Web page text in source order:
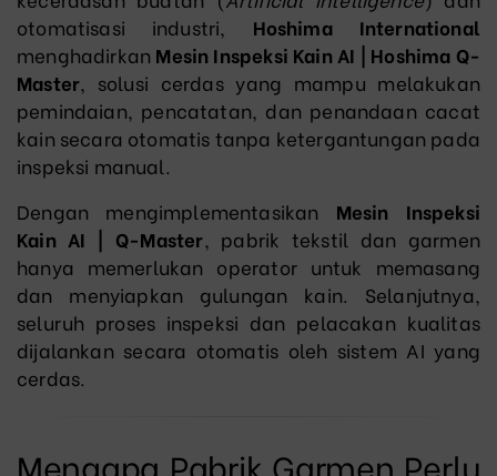
otomatisasi industri, Hoshima International
menghadirkan Mesin Inspeksi Kain AI | Hoshima Q-
Master, solusi cerdas yang mampu melakukan
pemindaian, pencatatan, dan penandaan cacat
kain secara otomatis tanpa ketergantungan pada
inspeksi manual.
Dengan mengimplementasikan Mesin Inspeksi
Kain AI | Q-Master, pabrik tekstil dan garmen
hanya memerlukan operator untuk memasang
dan menyiapkan gulungan kain. Selanjutnya,
seluruh proses inspeksi dan pelacakan kualitas
dijalankan secara otomatis oleh sistem AI yang
cerdas.
Mengapa Pabrik Garmen Perlu